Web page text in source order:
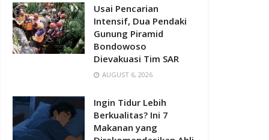
Usai Pencarian
Intensif, Dua Pendaki
Gunung Piramid
Bondowoso
Dievakuasi Tim SAR
AUGUST 6, 2026
Ingin Tidur Lebih
Berkualitas? Ini 7
Makanan yang